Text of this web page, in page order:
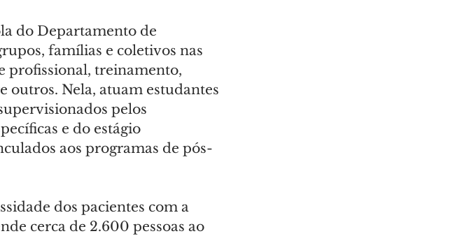
do Departamento de
famílias e coletivos nas
profissional, treinamento,
outros. Nela, atuam estudantes
pelos
e do estágio
aos programas de pós-
dos pacientes com a
cerca de 2.600 pessoas ao